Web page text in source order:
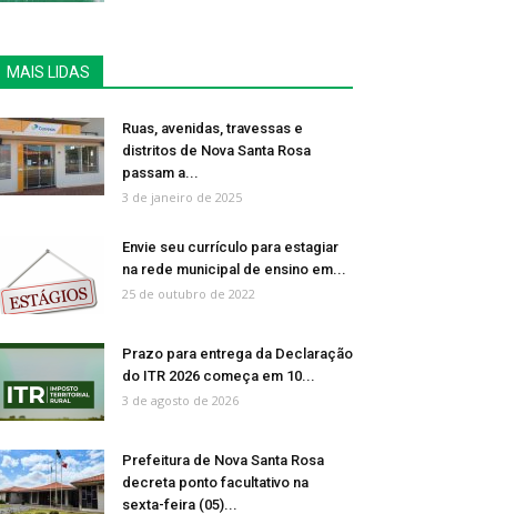
MAIS LIDAS
Ruas, avenidas, travessas e
distritos de Nova Santa Rosa
passam a...
3 de janeiro de 2025
Envie seu currículo para estagiar
na rede municipal de ensino em...
25 de outubro de 2022
Prazo para entrega da Declaração
do ITR 2026 começa em 10...
3 de agosto de 2026
Prefeitura de Nova Santa Rosa
decreta ponto facultativo na
sexta-feira (05)...